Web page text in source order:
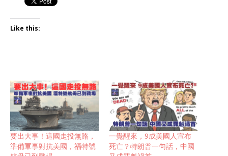
Like this:
要出大事！這國走投無路，
準備軍事對抗美國，福特號
一覺醒來，9成美國人宣布
死亡？特朗普一句話，中國